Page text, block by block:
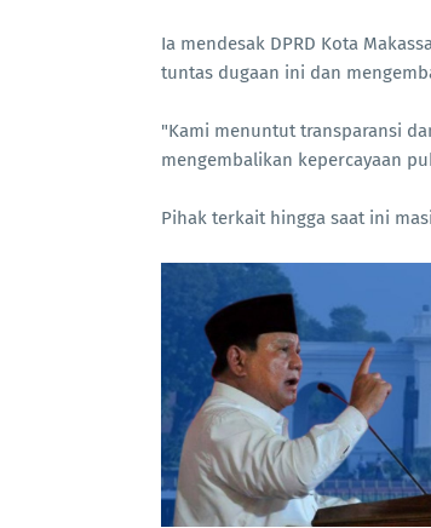
Ia mendesak DPRD Kota
tuntas dugaan ini dan
"Kami menuntut transparansi
mengembalikan kepercayaan
Pihak terkait hingga saat ini